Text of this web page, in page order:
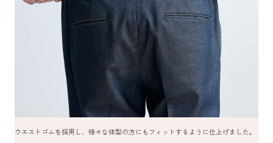
ウエストゴムを採用し、様々な体型の方にもフィットするように仕上げました。